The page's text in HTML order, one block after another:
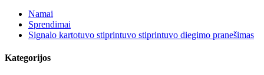
Namai
Sprendimai
Signalo kartotuvo stiprintuvo stiprintuvo diegimo pranešimas
Kategorijos